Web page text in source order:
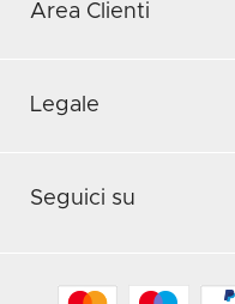
Area Clienti
Legale
Seguici su